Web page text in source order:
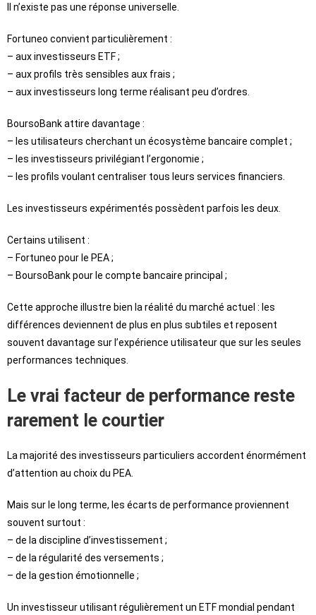
Il n’existe pas une réponse universelle.
Fortuneo convient particulièrement :
– aux investisseurs ETF ;
– aux profils très sensibles aux frais ;
– aux investisseurs long terme réalisant peu d’ordres.
BoursoBank attire davantage :
– les utilisateurs cherchant un écosystème bancaire complet ;
– les investisseurs privilégiant l’ergonomie ;
– les profils voulant centraliser tous leurs services financiers.
Les investisseurs expérimentés possèdent parfois les deux.
Certains utilisent :
– Fortuneo pour le PEA ;
– BoursoBank pour le compte bancaire principal ;
Cette approche illustre bien la réalité du marché actuel : les
différences deviennent de plus en plus subtiles et reposent
souvent davantage sur l’expérience utilisateur que sur les seules
performances techniques.
Le vrai facteur de performance reste
rarement le courtier
La majorité des investisseurs particuliers accordent énormément
d’attention au choix du PEA.
Mais sur le long terme, les écarts de performance proviennent
souvent surtout :
– de la discipline d’investissement ;
– de la régularité des versements ;
– de la gestion émotionnelle ;
Un investisseur utilisant régulièrement un ETF mondial pendant